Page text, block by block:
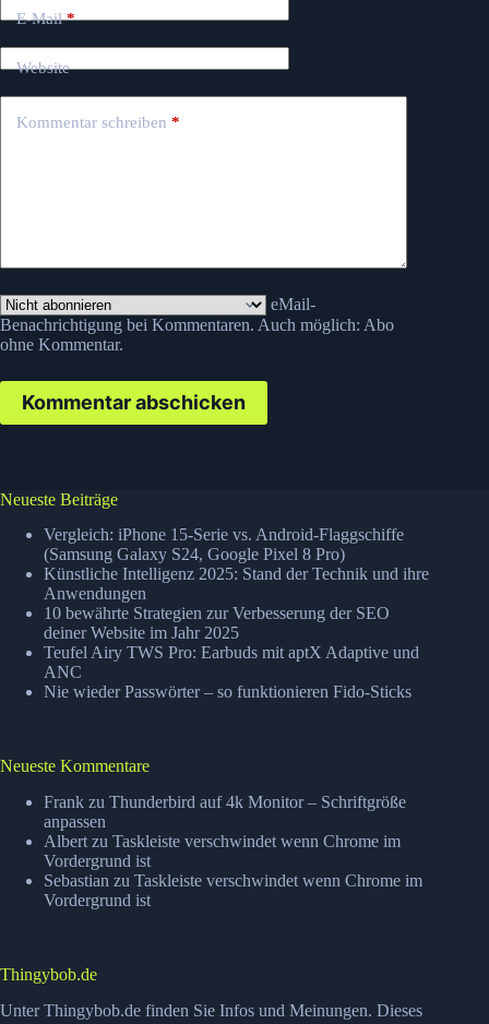
E-Mail*
Website
Kommentar schreiben *
eMail-
Benachrichtigung bei Kommentaren. Auch möglich: Abo
ohne Kommentar.
Kommentar abschicken
Neueste Beiträge
Vergleich: iPhone 15-Serie vs. Android-Flaggschiffe
(Samsung Galaxy S24, Google Pixel 8 Pro)
Künstliche Intelligenz 2025: Stand der Technik und ihre
Anwendungen
10 bewährte Strategien zur Verbesserung der SEO
deiner Website im Jahr 2025
Teufel Airy TWS Pro: Earbuds mit aptX Adaptive und
ANC
Nie wieder Passwörter – so funktionieren Fido-Sticks
Neueste Kommentare
Frank zu Thunderbird auf 4k Monitor – Schriftgröße
anpassen
Albert zu Taskleiste verschwindet wenn Chrome im
Vordergrund ist
Sebastian zu Taskleiste verschwindet wenn Chrome im
Vordergrund ist
Thingybob.de
Unter Thingybob.de finden Sie Infos und Meinungen. Dieses